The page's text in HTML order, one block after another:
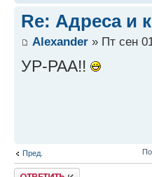
Re: Адреса и
Alexander » Пт сен
УР-РАА!!
Пред.
Ответить